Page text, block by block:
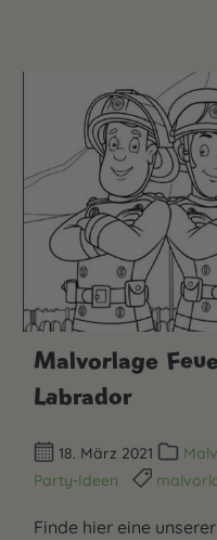
Malvorlage
Labrador
18. März 2021
Party-Ideen
Finde hier eine